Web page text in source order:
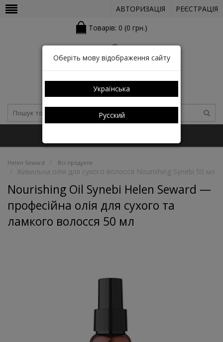
АВТОРИЗАЦІЯ
РЕЄСТРАЦІЯ
Товарів: 0 (0 грн.)
Helen Seward Всі продукти
Живильна олія для сухого волосся Nourishing Synebi 50 мл
Nourishing Oil Synebi Helen Seward —
професійна олія для сухого та
ламкого волосся 50 мл
Оберіть мову відображення сайту
Українська
Русский